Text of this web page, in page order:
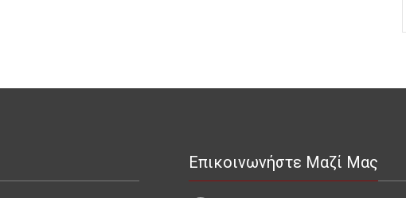
Επικοινωνήστε Μαζί Μας